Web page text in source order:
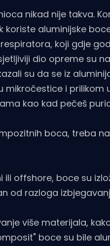
nikad nije takva.
koriste aluminijske
koji gdje
dio opreme su
su da se iz
mikročestice i prilikom
kao kad pečeš
boca, treba
offshore, boce su
od razloga
više materijala,
boce su bile